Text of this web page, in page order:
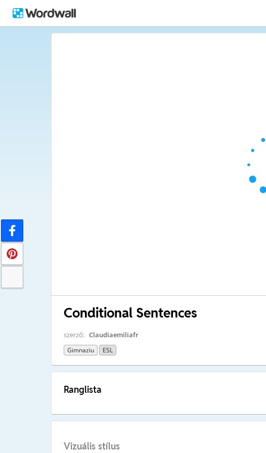
Conditional Sentences
szerző: Claudiaemiliafr
Gimnaziu ESL
Ranglista
Vizuális stílus